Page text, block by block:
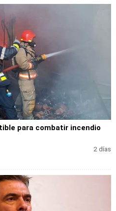
para combatir incendio
2 días